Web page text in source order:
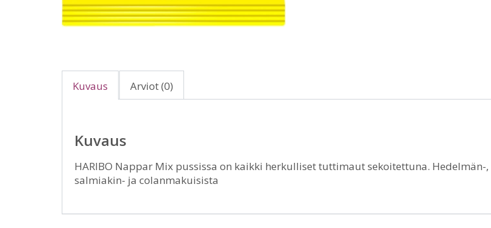
Kuvaus Arviot (0)
Kuvaus
HARIBO Nappar Mix pussissa on kaikki herkulliset tuttimaut sekoitettuna. Hedelmän-,
salmiakin- ja colanmakuisista